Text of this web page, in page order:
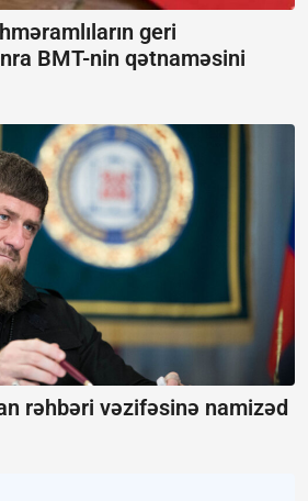
geri
BMT-nin qətnaməsini
rəhbəri vəzifəsinə namizəd